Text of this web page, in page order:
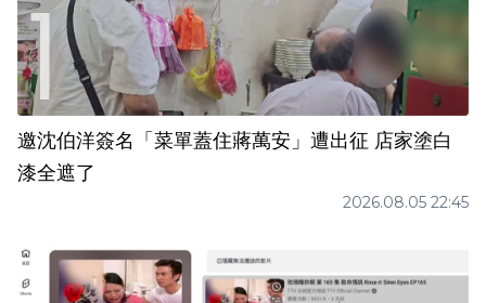
邀沈伯洋簽名「菜單蓋住蔣萬安」遭出征 店家塗白
漆全遮了
2026.08.05 22:45